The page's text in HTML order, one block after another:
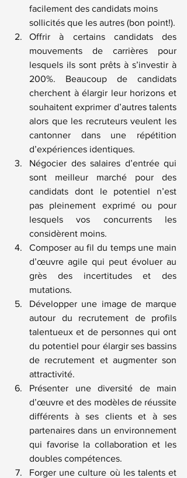
facilement des candidats moins
sollicités que les autres (bon point!).
Offrir à certains candidats des
mouvements de carrières pour
lesquels ils sont prêts à s’investir à
200%. Beaucoup de candidats
cherchent à élargir leur horizons et
souhaitent exprimer d’autres talents
alors que les recruteurs veulent les
cantonner dans une répétition
d’expériences identiques.
Négocier des salaires d’entrée qui
sont meilleur marché pour des
candidats dont le potentiel n’est
pas pleinement exprimé ou pour
lesquels vos concurrents les
considèrent moins.
Composer au fil du temps une main
d’œuvre agile qui peut évoluer au
grès des incertitudes et des
mutations.
Développer une image de marque
autour du recrutement de profils
talentueux et de personnes qui ont
du potentiel pour élargir ses bassins
de recrutement et augmenter son
attractivité.
Présenter une diversité de main
d’œuvre et des modèles de réussite
différents à ses clients et à ses
partenaires dans un environnement
qui favorise la collaboration et les
doubles compétences.
Forger une culture où les talents et